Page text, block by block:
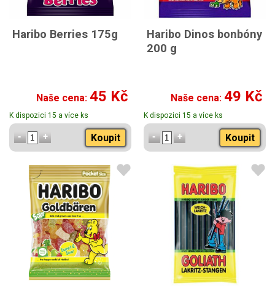
Haribo Berries 175g
Naše cena: 45 Kč
K dispozici 15 a více ks
Koupit
Haribo Dinos bonbóny
200 g
Naše cena: 49 Kč
K dispozici 15 a více ks
Koupit